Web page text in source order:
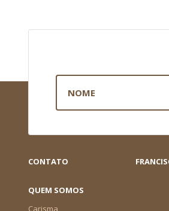
CONTATO
QUEM SOMOS
Carisma